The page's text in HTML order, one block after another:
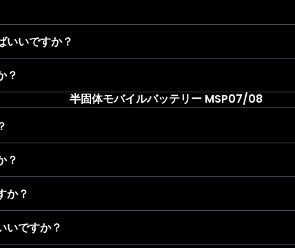
いいですか？
？
半固体モバイルバッテリー MSP07/08
？
か？
いですか？